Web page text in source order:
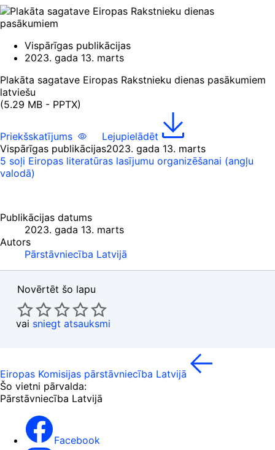
Vispārīgas publikācijas
2023. gada 13. marts
Plakāta sagatave Eiropas Rakstnieku dienas pasākumiem
latviešu
(5.29 MB - PPTX)
Priekšskatījums
Lejupielādēt
Vispārīgas publikācijas2023. gada 13. marts
5 soļi Eiropas literatūras lasījumu organizēšanai (angļu
valodā)
Publikācijas datums
2023. gada 13. marts
Autors
Pārstāvniecība Latvijā
Novērtēt šo lapu
vai sniegt atsauksmi
Eiropas Komisijas pārstāvniecība Latvijā
Šo vietni pārvalda:
Pārstāvniecība Latvijā
Facebook